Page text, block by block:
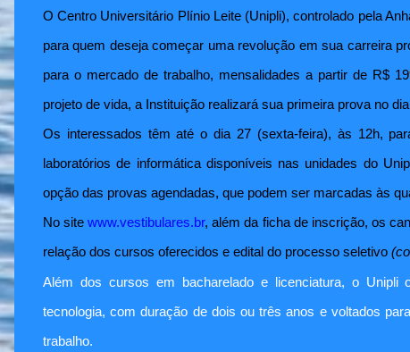
O Centro Universitário Plínio Leite (Unipli), controlado pela
para quem deseja começar uma revolução em sua carreira
para o mercado de trabalho, mensalidades a partir de R$
projeto de vida, a Instituição realizará sua primeira prova no
Os interessados têm até o dia 27 (sexta-feira), às 12h,
laboratórios de informática disponíveis nas unidades do
opção das provas agendadas, que podem ser marcadas às
No sitewww.vestibulares.br, além da ficha de inscrição, os
relação dos cursos oferecidos e edital do processo seletivo
Além dos cursos em bacharelado e licenciatura, o
tecnologia, com duração de dois ou três anos e voltados
trabalho.